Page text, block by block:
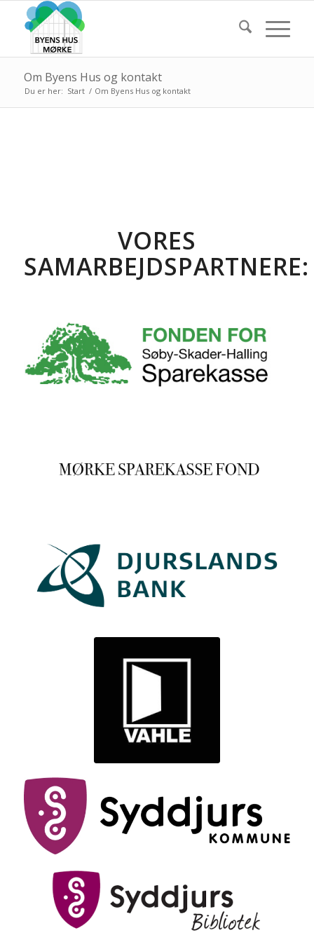
Om Byens Hus og kontakt
Du er her: Start / Om Byens Hus og kontakt
VORES
SAMARBEJDSPARTNERE: